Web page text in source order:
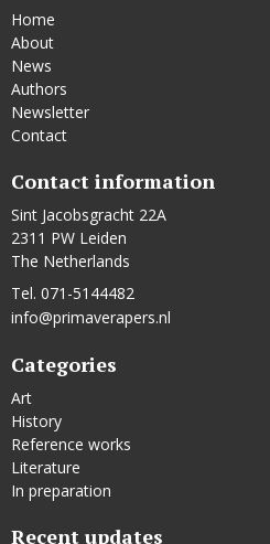
Home
About
News
Authors
Newsletter
Contact
Contact information
Sint Jacobsgracht 22A
2311 PW Leiden
The Netherlands
Tel. 071-5144482
info@primaverapers.nl
Categories
Art
History
Reference works
Literature
In preparation
Recent updates